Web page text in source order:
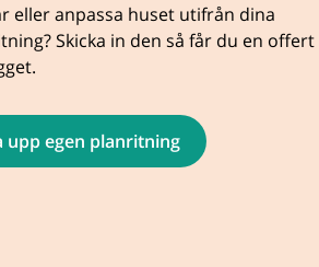
eller anpassa huset utifrån dina
Skicka in den så får du en offert
upp egen planritning